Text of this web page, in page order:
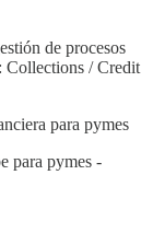
de procesos
Collections / Credit
para pymes
para pymes -